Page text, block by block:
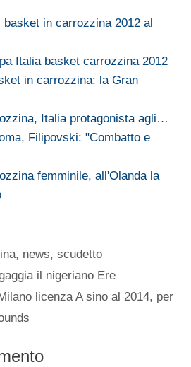
basket in carrozzina 2012 al
Italia basket carrozzina 2012
in carrozzina: la Gran
Italia protagonista agli…
Filipovski: "Combatto e
femminile, all'Olanda la
, news,scudetto
il nigeriano Ere
licenza A sino al 2014, per